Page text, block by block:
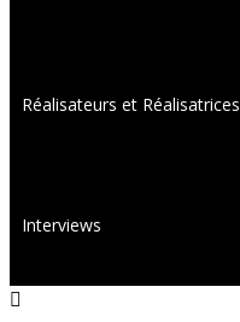
Réalisateurs et Réalisatrices
Interviews